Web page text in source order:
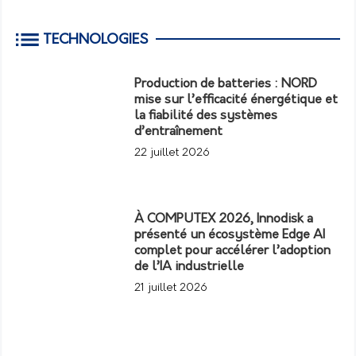
TECHNOLOGIES
Production de batteries : NORD
mise sur l’efficacité énergétique et
la fiabilité des systèmes
d’entraînement
22 juillet 2026
À COMPUTEX 2026, Innodisk a
présenté un écosystème Edge AI
complet pour accélérer l’adoption
de l’IA industrielle
21 juillet 2026